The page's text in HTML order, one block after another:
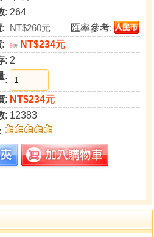
: 264
: NT$260元
匯率參考:
:
9折
NT$234元
: 2
:
: NT$234元
: 12383